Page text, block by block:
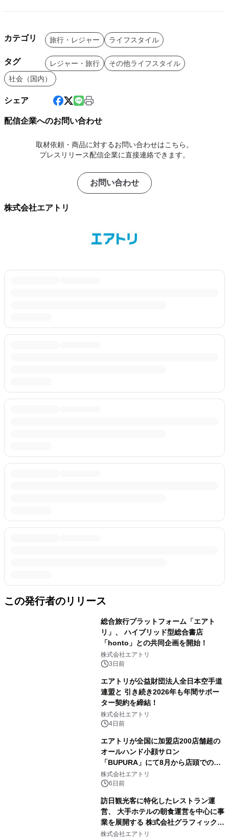
カテゴリ 旅行・レジャー ライフスタイル
タグ レジャー・旅行
その他ライフスタイル
社会（国内）
シェア
配信企業へのお問い合わせ
取材依頼・商品に対するお問い合わせはこちら。
プレスリリース配信企業に直接連絡できます。
お問い合わせ
株式会社エアトリ
この発行者のリリース
総合旅行プラットフォーム「エアト
リ」、 ハイブリッド型総合書店
「honto」との共同企画を開始！
株式会社エアトリ
3日前
エアトリが公益財団法人全日本空手道
連盟と 引き続き2026年も年間サポー
ター契約を締結！
株式会社エアトリ
4日前
エアトリが全国に加盟店200店舗超の
オールハンド小顔サロン
「BUPURA」にて8月から店頭でのプ
レゼント企画を開始！
株式会社エアトリ
6日前
訪日観光客に特化したレストラン運
営、 大手ホテルの朝食運営を中心に事
業を展開する 株式会社グラフィックホ
ールディングスと資本業務提携
株式会社エアトリ